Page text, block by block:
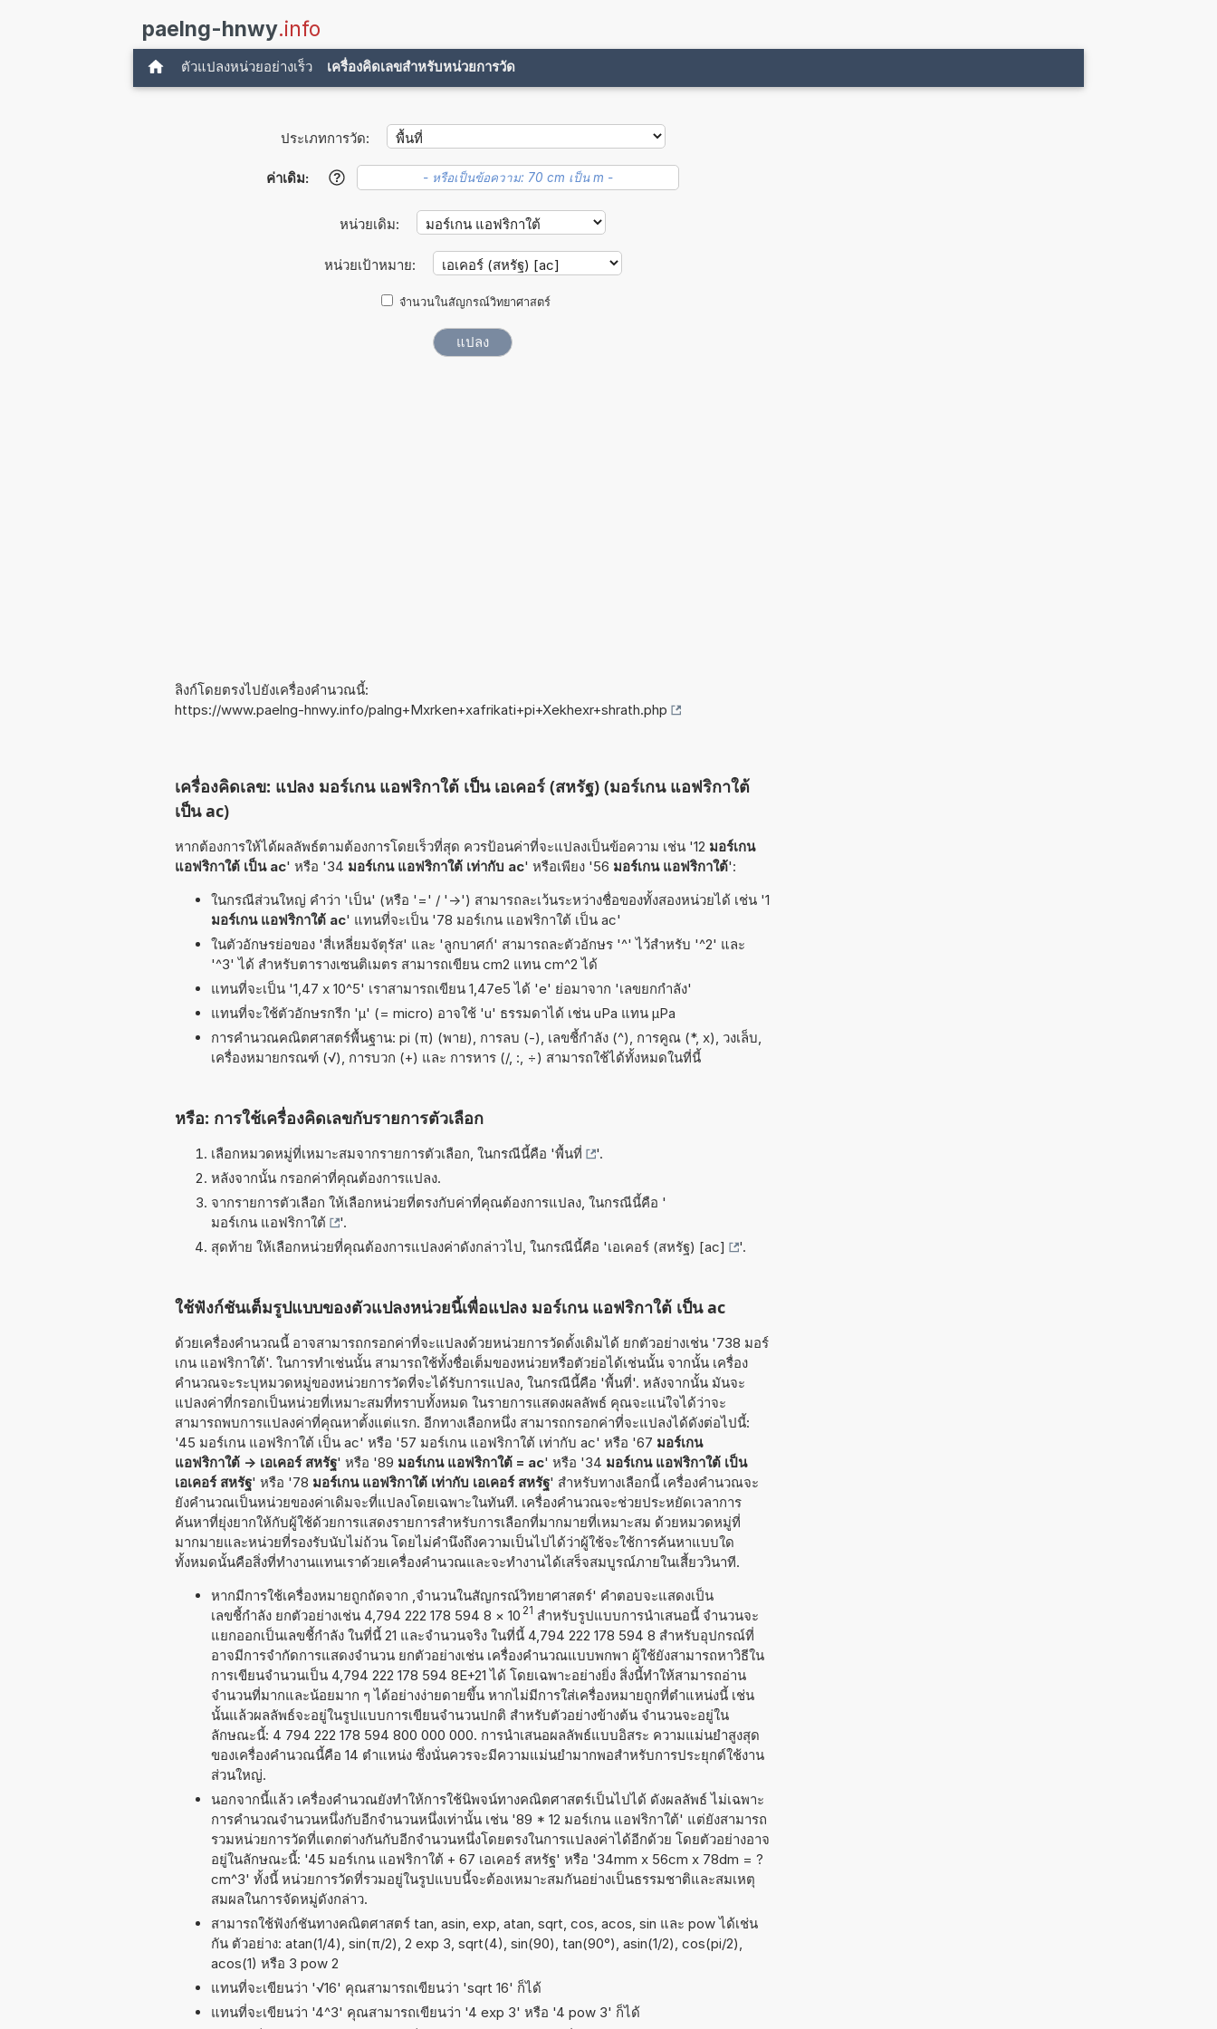
paelng-hnwy.info
ตัวแปลงหน่วยอย่างเร็ว เครื่องคิดเลขสำหรับหน่วยการวัด
ประเภทการวัด:
ค่าเดิม: ?
หน่วยเดิม:
หน่วยเป้าหมาย:
จำนวนในสัญกรณ์วิทยาศาสตร์
ลิงก์โดยตรงไปยังเครื่องคำนวณนี้:
https://www.paelng-hnwy.info/palng+Mxrken+xafrikati+pi+Xekhexr+shrath.php
เครื่องคิดเลข: แปลง มอร์เกน แอฟริกาใต้ เป็น เอเคอร์ (สหรัฐ) (มอร์เกน แอฟริกาใต้
เป็น ac)
หากต้องการให้ได้ผลลัพธ์ตามต้องการโดยเร็วที่สุด ควรป้อนค่าที่จะแปลงเป็นข้อความ เช่น '12 มอร์เกน
แอฟริกาใต้ เป็น ac' หรือ '34 มอร์เกน แอฟริกาใต้ เท่ากับ ac' หรือเพียง '56 มอร์เกน แอฟริกาใต้':
ในกรณีส่วนใหญ่ คำว่า 'เป็น' (หรือ '=' / '->') สามารถละเว้นระหว่างชื่อของทั้งสองหน่วยได้ เช่น '1
มอร์เกน แอฟริกาใต้ ac' แทนที่จะเป็น '78 มอร์เกน แอฟริกาใต้ เป็น ac'
ในตัวอักษรย่อของ 'สี่เหลี่ยมจัตุรัส' และ 'ลูกบาศก์' สามารถละตัวอักษร '^' ไว้สำหรับ '^2' และ
'^3' ได้ สำหรับตารางเซนติเมตร สามารถเขียน cm2 แทน cm^2 ได้
แทนที่จะเป็น '1,47 x 10^5' เราสามารถเขียน 1,47e5 ได้ 'e' ย่อมาจาก 'เลขยกกำลัง'
แทนที่จะใช้ตัวอักษรกรีก 'µ' (= micro) อาจใช้ 'u' ธรรมดาได้ เช่น uPa แทน µPa
การคำนวณคณิตศาสตร์พื้นฐาน: pi (π) (พาย), การลบ (-), เลขชี้กำลัง (^), การคูณ (*, x), วงเล็บ,
เครื่องหมายกรณฑ์ (√), การบวก (+) และ การหาร (/, :, ÷) สามารถใช้ได้ทั้งหมดในที่นี้
หรือ: การใช้เครื่องคิดเลขกับรายการตัวเลือก
เลือกหมวดหมู่ที่เหมาะสมจากรายการตัวเลือก, ในกรณีนี้คือ 'พื้นที่
'.
หลังจากนั้น กรอกค่าที่คุณต้องการแปลง.
จากรายการตัวเลือก ให้เลือกหน่วยที่ตรงกับค่าที่คุณต้องการแปลง, ในกรณีนี้คือ '
มอร์เกน แอฟริกาใต้
'.
สุดท้าย ให้เลือกหน่วยที่คุณต้องการแปลงค่าดังกล่าวไป, ในกรณีนี้คือ 'เอเคอร์ (สหรัฐ) [ac] '.
ใช้ฟังก์ชันเต็มรูปแบบของตัวแปลงหน่วยนี้เพื่อแปลง มอร์เกน แอฟริกาใต้ เป็น ac
ด้วยเครื่องคำนวณนี้ อาจสามารถกรอกค่าที่จะแปลงด้วยหน่วยการวัดดั้งเดิมได้ ยกตัวอย่างเช่น '738 มอร์
เกน แอฟริกาใต้'. ในการทำเช่นนั้น สามารถใช้ทั้งชื่อเต็มของหน่วยหรือตัวย่อได้เช่นนั้น จากนั้น เครื่อง
คำนวณจะระบุหมวดหมู่ของหน่วยการวัดที่จะได้รับการแปลง, ในกรณีนี้คือ 'พื้นที่'. หลังจากนั้น มันจะ
แปลงค่าที่กรอกเป็นหน่วยที่เหมาะสมที่ทราบทั้งหมด ในรายการแสดงผลลัพธ์ คุณจะแน่ใจได้ว่าจะ
สามารถพบการแปลงค่าที่คุณหาตั้งแต่แรก. อีกทางเลือกหนึ่ง สามารถกรอกค่าที่จะแปลงได้ดังต่อไปนี้:
'45 มอร์เกน แอฟริกาใต้ เป็น ac' หรือ '57 มอร์เกน แอฟริกาใต้ เท่ากับ ac' หรือ '67 มอร์เกน
แอฟริกาใต้ -> เอเคอร์ สหรัฐ' หรือ '89 มอร์เกน แอฟริกาใต้ = ac' หรือ '34 มอร์เกน แอฟริกาใต้ เป็น
เอเคอร์ สหรัฐ' หรือ '78 มอร์เกน แอฟริกาใต้ เท่ากับ เอเคอร์ สหรัฐ' สำหรับทางเลือกนี้ เครื่องคำนวณจะ
ยังคำนวณเป็นหน่วยของค่าเดิมจะที่แปลงโดยเฉพาะในทันที. เครื่องคำนวณจะช่วยประหยัดเวลาการ
ค้นหาที่ยุ่งยากให้กับผู้ใช้ด้วยการแสดงรายการสำหรับการเลือกที่มากมายที่เหมาะสม ด้วยหมวดหมู่ที่
มากมายและหน่วยที่รองรับนับไม่ถ้วน โดยไม่คำนึงถึงความเป็นไปได้ว่าผู้ใช้จะใช้การค้นหาแบบใด
ทั้งหมดนั้นคือสิ่งที่ทำงานแทนเราด้วยเครื่องคำนวณและจะทำงานได้เสร็จสมบูรณ์ภายในเสี้ยววินาที.
หากมีการใช้เครื่องหมายถูกถัดจาก ,จำนวนในสัญกรณ์วิทยาศาสตร์' คำตอบจะแสดงเป็น
เลขชี้กำลัง ยกตัวอย่างเช่น 4,794 222 178 594 8 × 10 21 สำหรับรูปแบบการนำเสนอนี้ จำนวนจะ
แยกออกเป็นเลขชี้กำลัง ในที่นี้ 21 และจำนวนจริง ในที่นี้ 4,794 222 178 594 8 สำหรับอุปกรณ์ที่
อาจมีการจำกัดการแสดงจำนวน ยกตัวอย่างเช่น เครื่องคำนวณแบบพกพา ผู้ใช้ยังสามารถหาวิธีใน
การเขียนจำนวนเป็น 4,794 222 178 594 8E+21 ได้ โดยเฉพาะอย่างยิ่ง สิ่งนี้ทำให้สามารถอ่าน
จำนวนที่มากและน้อยมาก ๆ ได้อย่างง่ายดายขึ้น หากไม่มีการใส่เครื่องหมายถูกที่ตำแหน่งนี้ เช่น
นั้นแล้วผลลัพธ์จะอยู่ในรูปแบบการเขียนจำนวนปกติ สำหรับตัวอย่างข้างต้น จำนวนจะอยู่ใน
ลักษณะนี้: 4 794 222 178 594 800 000 000. การนำเสนอผลลัพธ์แบบอิสระ ความแม่นยำสูงสุด
ของเครื่องคำนวณนี้คือ 14 ตำแหน่ง ซึ่งนั่นควรจะมีความแม่นยำมากพอสำหรับการประยุกต์ใช้งาน
ส่วนใหญ่.
นอกจากนี้แล้ว เครื่องคำนวณยังทำให้การใช้นิพจน์ทางคณิตศาสตร์เป็นไปได้ ดังผลลัพธ์ ไม่เฉพาะ
การคำนวณจำนวนหนึ่งกับอีกจำนวนหนึ่งเท่านั้น เช่น '89 * 12 มอร์เกน แอฟริกาใต้' แต่ยังสามารถ
รวมหน่วยการวัดที่แตกต่างกันกับอีกจำนวนหนึ่งโดยตรงในการแปลงค่าได้อีกด้วย โดยตัวอย่างอาจ
อยู่ในลักษณะนี้: '45 มอร์เกน แอฟริกาใต้ + 67 เอเคอร์ สหรัฐ' หรือ '34mm x 56cm x 78dm = ?
cm^3' ทั้งนี้ หน่วยการวัดที่รวมอยู่ในรูปแบบนี้จะต้องเหมาะสมกันอย่างเป็นธรรมชาติและสมเหตุ
สมผลในการจัดหมู่ดังกล่าว.
สามารถใช้ฟังก์ชันทางคณิตศาสตร์ tan, asin, exp, atan, sqrt, cos, acos, sin และ pow ได้เช่น
กัน ตัวอย่าง: atan(1/4), sin(π/2), 2 exp 3, sqrt(4), sin(90), tan(90°), asin(1/2), cos(pi/2),
acos(1) หรือ 3 pow 2
แทนที่จะเขียนว่า '√16' คุณสามารถเขียนว่า 'sqrt 16' ก็ได้
แทนที่จะเขียนว่า '4^3' คุณสามารถเขียนว่า '4 exp 3' หรือ '4 pow 3' ก็ได้